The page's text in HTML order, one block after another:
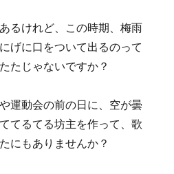
るけれど、この時期、梅雨
げに口をついて出るのって
たじゃないですか？
運動会の前の日に、空が曇
てるてる坊主を作って、歌
にもありませんか？